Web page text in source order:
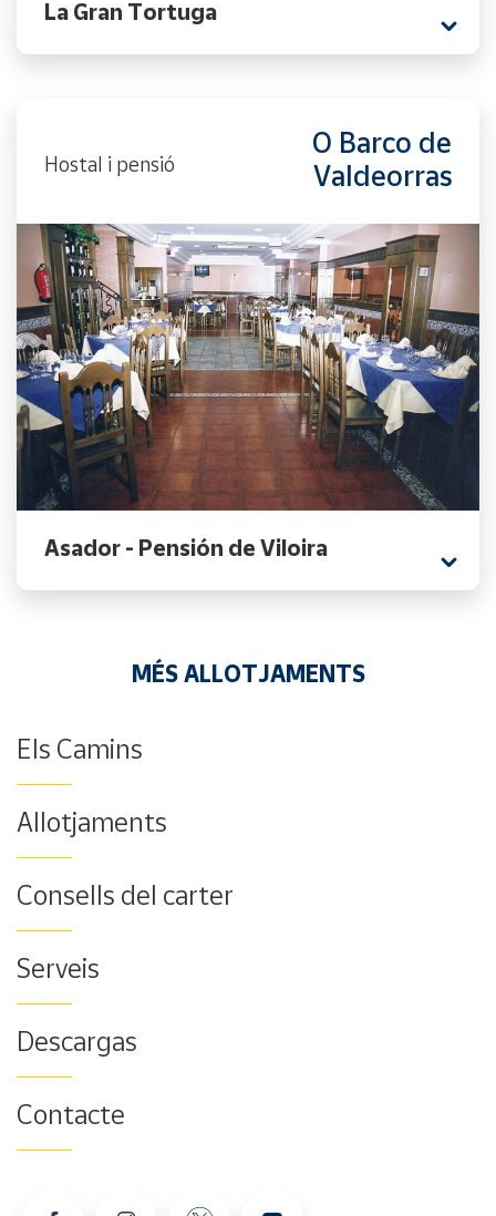
La Gran Tortuga
Hostal i pensió
O Barco de
Valdeorras
Asador - Pensión de Viloira
MÉS ALLOTJAMENTS
Els Camins
Allotjaments
Consells del carter
Serveis
Descargas
Contacte